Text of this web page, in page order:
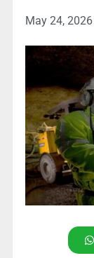
May 24, 2026